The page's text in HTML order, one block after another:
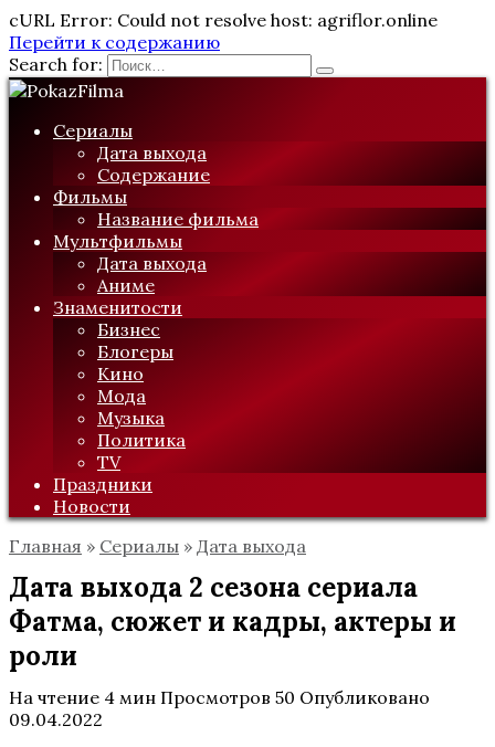
cURL Error: Could not resolve host: agriflor.online
Перейти к содержанию
Search for:
Сериалы
Дата выхода
Содержание
Фильмы
Название фильма
Мультфильмы
Дата выхода
Аниме
Знаменитости
Бизнес
Блогеры
Кино
Мода
Музыка
Политика
TV
Праздники
Новости
Главная » Сериалы » Дата выхода
Дата выхода 2 сезона сериала
Фатма, сюжет и кадры, актеры и
роли
На чтение 4 мин Просмотров 50 Опубликовано
09.04.2022